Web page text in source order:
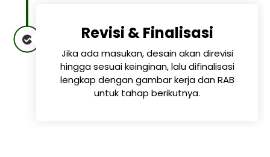
Revisi & Finalisasi
Jika ada masukan, desain akan direvisi
hingga sesuai keinginan, lalu difinalisasi
lengkap dengan gambar kerja dan RAB
untuk tahap berikutnya.